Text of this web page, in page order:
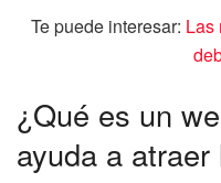
Te puede interesar: Las
¿Qué es un
ayuda a atraer